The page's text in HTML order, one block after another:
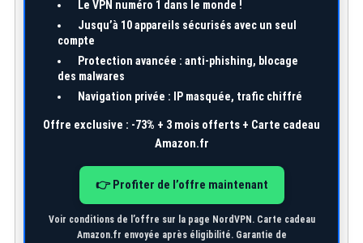
Le VPN numéro 1 dans le monde !
Jusqu’à 10 appareils sécurisés avec un seul
compte
Protection avancée : anti-phishing, blocage
des malwares
Navigation privée : IP masquée, trafic chiffré
Offre exclusive : -73% + 3 mois offerts + Carte cadeau
Amazon.fr
👉 Profiter de l’offre maintenant
Voir conditions de l’offre sur la page NordVPN. Carte cadeau
Amazon.fr envoyée après éligibilité. Garantie de